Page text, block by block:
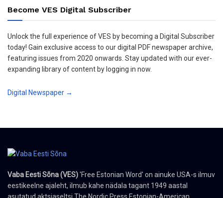
Become VES Digital Subscriber
Unlock the full experience of VES by becoming a Digital Subscriber
today! Gain exclusive access to our digital PDF newspaper archive,
featuring issues from 2020 onwards. Stay updated with our ever-
expanding library of content by logging in now.
Digital Newspaper →
Vaba Eesti Sõna (VES)'Free Estonian Word' on ainuke USA-s ilmuv
eestikeelne ajaleht, ilmub kahe nädala tagant 1949 aastal